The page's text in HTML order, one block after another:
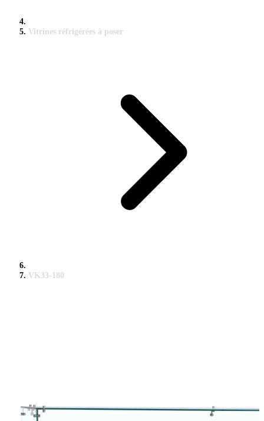
Vitrines réfrigérées à poser
VK33-180